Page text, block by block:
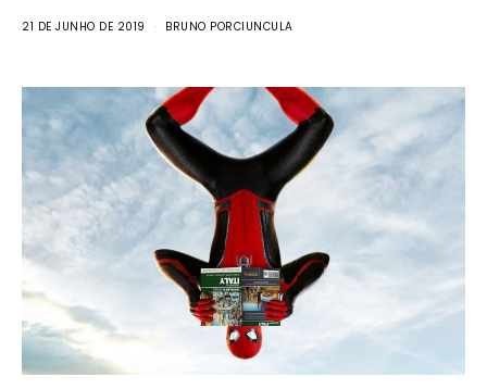
21 DE JUNHO DE 2019 BRUNO PORCIUNCULA